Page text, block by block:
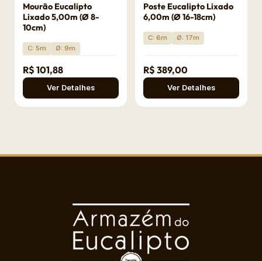
Mourão Eucalipto
Lixado 5,00m (Ø 8-
10cm)
C: 5m Ø: 9m
R$ 101,88
Ver Detalhes
Poste Eucalipto Lixado
6,00m (Ø 16-18cm)
C: 6m Ø: 17m
R$ 389,00
Ver Detalhes